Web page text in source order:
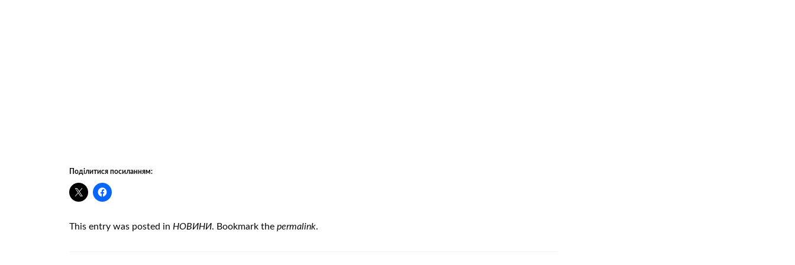
Поділитися посиланням:
This entry was posted in НОВИНИ. Bookmark the permalink.